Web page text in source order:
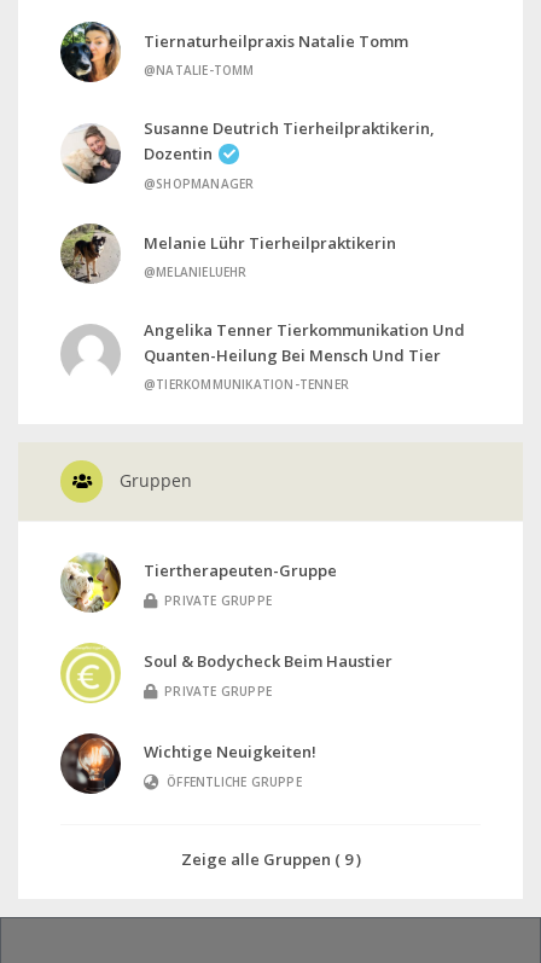
Tiernaturheilpraxis Natalie Tomm
@NATALIE-TOMM
Susanne Deutrich Tierheilpraktikerin,
Dozentin
@SHOPMANAGER
Melanie Lühr Tierheilpraktikerin
@MELANIELUEHR
Angelika Tenner Tierkommunikation Und
Quanten-Heilung Bei Mensch Und Tier
@TIERKOMMUNIKATION-TENNER
Gruppen
Tiertherapeuten-Gruppe
PRIVATE GRUPPE
Soul & Bodycheck Beim Haustier
PRIVATE GRUPPE
Wichtige Neuigkeiten!
ÖFFENTLICHE GRUPPE
Zeige alle Gruppen ( 9 )